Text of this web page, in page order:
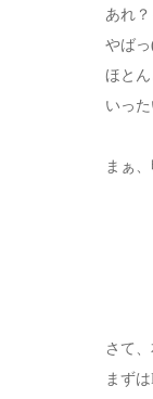
あれ
やばっ
ほとん
いっ
まぁ
さて
まずは